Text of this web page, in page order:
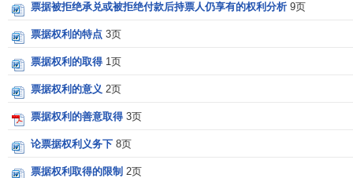
⑥善意取得。
票据被拒绝承兑或被拒绝付款后持票人仍享有的权利分析 9页
票据权利的特点 3页
票据权利的取得 1页
票据权利的意义 2页
票据权利的善意取得 3页
论票据权利义务下 8页
票据权利取得的限制 2页